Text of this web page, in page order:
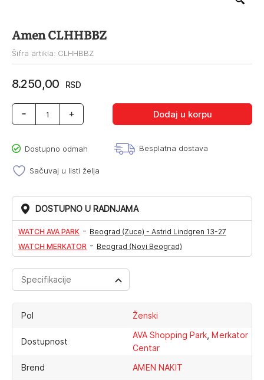
Amen CLHHBBZ
Šifra artikla: CLHHBBZ
8.250,00 RSD
Amen
CLHHBBZ
Dodaj u korpu
Dostupno odmah Besplatna dostava
Sačuvaj u listi želja
DOSTUPNO U RADNJAMA
WATCH AVA PARK - Beograd (Zuce) - Astrid Lindgren 13-27
WATCH MERKATOR - Beograd (Novi Beograd)
Specifikacije
Pol Ženski
Dostupnost
AVA Shopping Park, Merkator
Centar
Brend AMEN NAKIT